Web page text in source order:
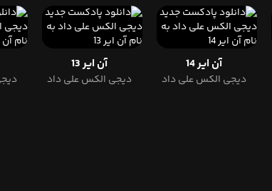
آن ایر 14
دیجی الکس علی داد
آن ایر 13
دیجی الکس علی داد